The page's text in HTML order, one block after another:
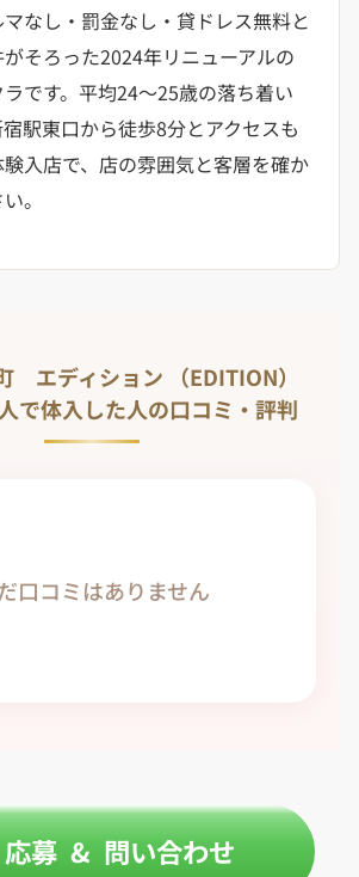
なし・罰金なし・貸ドレス無料と
そろった2024年リニューアルの
です。平均24〜25歳の落ち着い
駅東口から徒歩8分とアクセスも
入店で、店の雰囲気と客層を確か
。
エディション （EDITION）
で体入した人の口コミ・評判
口コミはありません
応募 & 問い合わせ